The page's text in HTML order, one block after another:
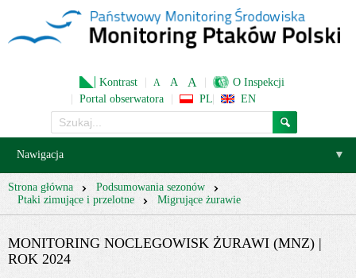
Kontrast A A A
O Inspekcji
Portal obserwatora
PL
EN
Słowa
kluczowe
Nawigacja
Strona główna
Podsumowania sezonów
Ptaki zimujące i przelotne
Migrujące żurawie
MONITORING NOCLEGOWISK ŻURAWI (MNZ) |
ROK 2024